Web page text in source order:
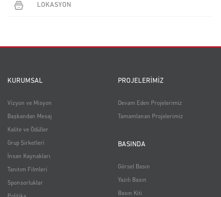
LOKASYON
KURUMSAL
Vizyon ve Misyon
Başkandan Mesaj
Kalite ve Ödüller
Grup Şirketleri
İnsan Kaynakları
Tanıtım Filmleri
Sponsorluklar
PROJELERİMİZ
Devam Eden Projelerimiz
Tamamlanan Projelerimiz
BASINDA
Görsel Basın
Yazılı Basın
Basın Kiti